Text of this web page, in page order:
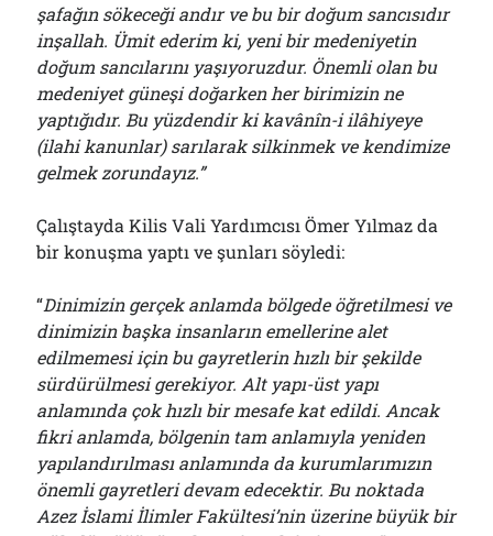
şafağın sökeceği andır ve bu bir doğum sancısıdır
inşallah. Ümit ederim ki, yeni bir medeniyetin
doğum sancılarını yaşıyoruzdur. Önemli olan bu
medeniyet güneşi doğarken her birimizin ne
yaptığıdır. Bu yüzdendir ki kavânîn-i ilâhiyeye
(ilahi kanunlar) sarılarak silkinmek ve kendimize
gelmek zorundayız.”
Çalıştayda Kilis Vali Yardımcısı Ömer Yılmaz da
bir konuşma yaptı ve şunları söyledi:
“Dinimizin gerçek anlamda bölgede öğretilmesi ve
dinimizin başka insanların emellerine alet
edilmemesi için bu gayretlerin hızlı bir şekilde
sürdürülmesi gerekiyor. Alt yapı-üst yapı
anlamında çok hızlı bir mesafe kat edildi. Ancak
fikri anlamda, bölgenin tam anlamıyla yeniden
yapılandırılması anlamında da kurumlarımızın
önemli gayretleri devam edecektir. Bu noktada
Azez İslami İlimler Fakültesi’nin üzerine büyük bir